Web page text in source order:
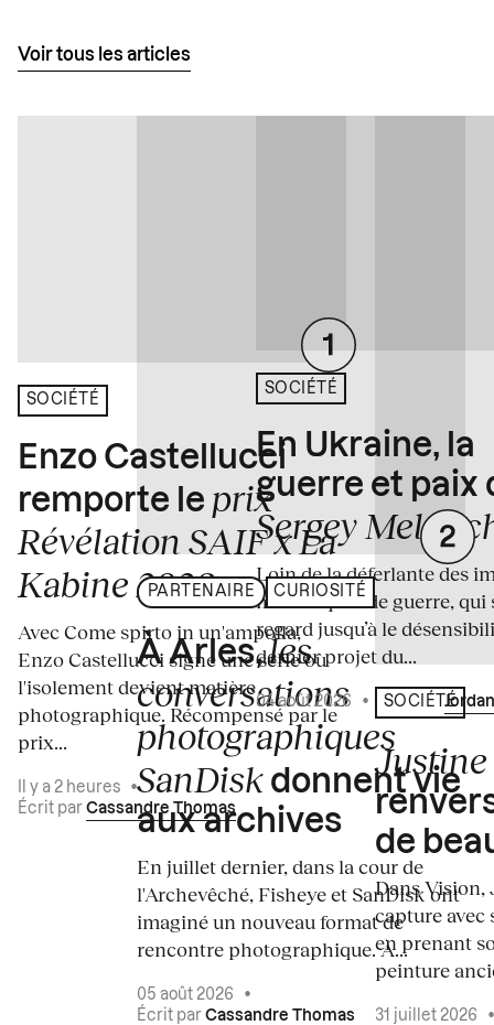
Voir tous les articles
SOCIÉTÉ
Enzo Castellucci
remporte le prix
Révélation SAIF x La
Kabine 2026
Avec Come spirto in un'ampolla,
Enzo Castellucci signe une série où
l'isolement devient matière
photographique. Récompensé par le
prix...
Il y a 2 heures
•
Écrit par Cassandre Thomas
PARTENAIRE CURIOSITÉ
À Arles,les
conversations
photographiques
SanDisk donnent vie
aux archives
En juillet dernier, dans la cour de
l'Archevêché, Fisheye et SanDisk ont
imaginé un nouveau format de
rencontre photographique. À...
05 août 2026
•
Écrit par Cassandre Thomas
SOCIÉTÉ
En Ukraine, la
guerre et paix
Sergey
Loin de la déferlante des
médiatiques de guerre, qui
regard jusqu’à le
dernier projet du...
04 août 2026 • Écrit par
SOCIÉTÉ
de
Dans
capture avec
en prenant
peinture
31 juillet 2026